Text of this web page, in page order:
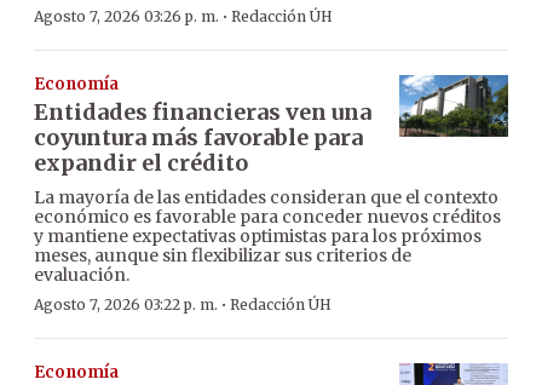
Agosto 7, 2026 03:26 p. m. · Redacción ÚH
Economía
Entidades financieras ven una
coyuntura más favorable para
expandir el crédito
La mayoría de las entidades consideran que el contexto
económico es favorable para conceder nuevos créditos
y mantiene expectativas optimistas para los próximos
meses, aunque sin flexibilizar sus criterios de
evaluación.
Agosto 7, 2026 03:22 p. m. · Redacción ÚH
Economía